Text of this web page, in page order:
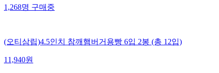
1,268명 구매중
(오티삼립)4.5인치 참깨햄버거용빵 6입 2봉 (총 12입)
11,940원